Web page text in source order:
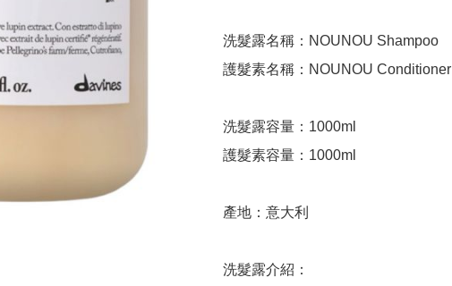
洗髮露名稱：NOUNOU Shampoo
護髮素名稱：NOUNOU Conditioner
洗髮露容量：1000ml
護髮素容量：1000ml
產地：意大利
洗髮露介紹：